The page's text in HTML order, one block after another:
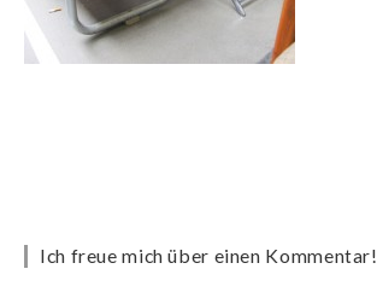
Ich freue mich über einen Kommentar!